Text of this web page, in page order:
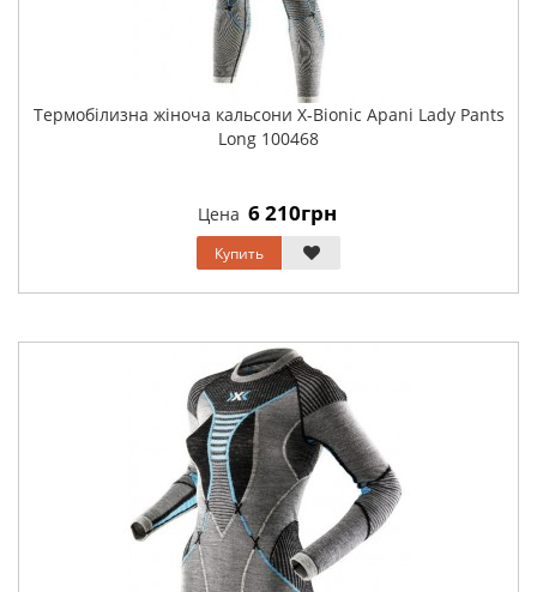
Термобілизна жіноча кальсони X-Bionic Apani Lady Pants
Long 100468
Цена 6 210грн
Купить